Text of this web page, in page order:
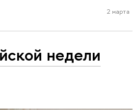
2 марта
недели